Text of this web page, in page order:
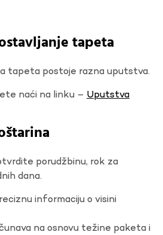
tapeta
tapeta postoje razna uputstva.
naći na linku – Uputstva
porudžbinu, rok za
dana.
informaciju o visini
na osnovu težine paketa i